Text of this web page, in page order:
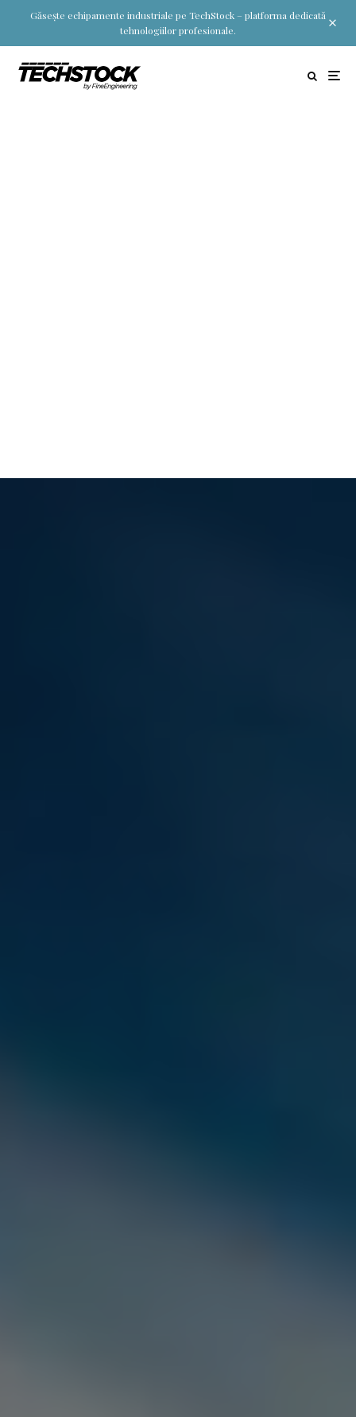
Găsește echipamente industriale pe TechStock – platforma dedicată
tehnologiilor profesionale.